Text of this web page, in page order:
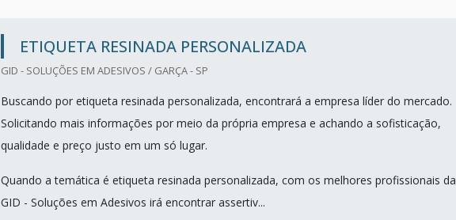
ETIQUETA RESINADA PERSONALIZADA
GID - SOLUÇÕES EM ADESIVOS / GARÇA - SP
Buscando por etiqueta resinada personalizada, encontrará a empresa líder do mercado.
Solicitando mais informações por meio da própria empresa e achando a sofisticação,
qualidade e preço justo em um só lugar.
Quando a temática é etiqueta resinada personalizada, com os melhores profissionais da
GID - Soluções em Adesivos irá encontrar assertiv...